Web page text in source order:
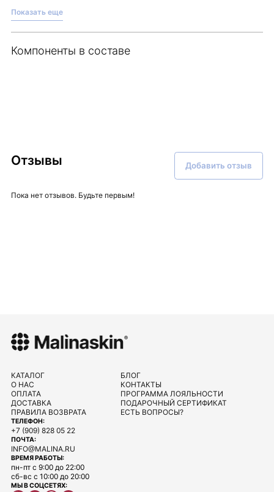
также улучшает проницаемость эпидермиса, способствуя более
глубокому проникновению и увлажнению.
Среди достоинств ампулы:
Стимуляция клеточного обновления и бережное
отшелушивание;
солнцезащитное средство в течение дня. Хранение в тёмном месте
поможет сохранить эффективность продукта.
кожей.
Показать еще
Компоненты в составе
Отзывы Добавить отзыв
Пока нет отзывов. Будьте первым!
ТЕЛЕФОН:
+7 (909) 828 05 22
ПОЧТА:
INFO@MALINA.RU
ВРЕМЯ РАБОТЫ:
пн-пт с 9:00 до 22:00
сб-вс с 10:00 до 20:00
МЫ В СОЦСЕТЯХ:
КАТАЛОГ
О НАС
ОПЛАТА
ДОСТАВКА
ПРАВИЛА ВОЗВРАТА
БЛОГ
КОНТАКТЫ
ПРОГРАММА ЛОЯЛЬНОСТИ
ПОДАРОЧНЫЙ СЕРТИФИКАТ
ЕСТЬ ВОПРОСЫ?